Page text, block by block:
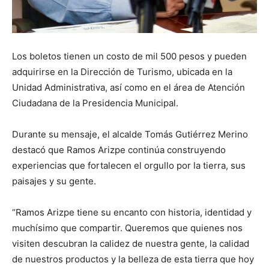
Los boletos tienen un costo de mil 500 pesos y pueden
adquirirse en la Dirección de Turismo, ubicada en la
Unidad Administrativa, así como en el área de Atención
Ciudadana de la Presidencia Municipal.
Durante su mensaje, el alcalde Tomás Gutiérrez Merino
destacó que Ramos Arizpe continúa construyendo
experiencias que fortalecen el orgullo por la tierra, sus
paisajes y su gente.
“Ramos Arizpe tiene su encanto con historia, identidad y
muchísimo que compartir. Queremos que quienes nos
visiten descubran la calidez de nuestra gente, la calidad
de nuestros productos y la belleza de esta tierra que hoy